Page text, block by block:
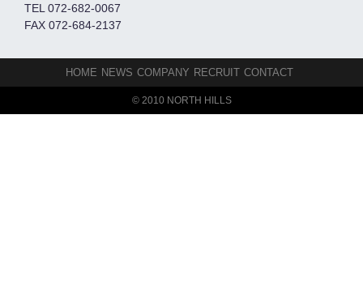
TEL 072-682-0067
FAX 072-684-2137
HOME NEWS COMPANY RECRUIT CONTACT
© 2010 NORTH HILLS